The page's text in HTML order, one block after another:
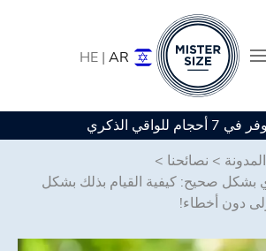
HE | AR
أحجام للواقي الذكري
المدونة > نصائحنا >
بشكل صحيح: كيفية القيام بذلك بشكل
دون أخطاء!